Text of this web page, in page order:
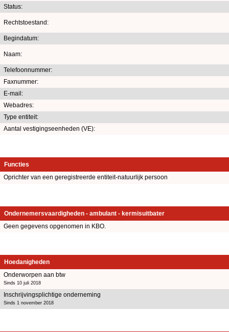
Status:
Rechtstoestand:
Begindatum:
Naam:
Telefoonnummer:
Faxnummer:
E-mail:
Webadres:
Type entiteit:
Aantal vestigingseenheden (VE):
Functies
Oprichter van een geregistreerde entiteit-natuurlijk persoon
Ondernemersvaardigheden - ambulant - kermisuitbater
Geen gegevens opgenomen in KBO.
Hoedanigheden
Onderworpen aan btw
Sinds 10 juli 2018
Inschrijvingsplichtige onderneming
Sinds 1 november 2018